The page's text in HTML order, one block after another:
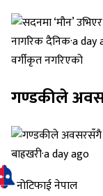
नागरिक दैनिक·a day
वर्गीकृत नगरिएको
गण्डकीले
बाह्रखरी·a day ago
नोटिफाई नेपाल